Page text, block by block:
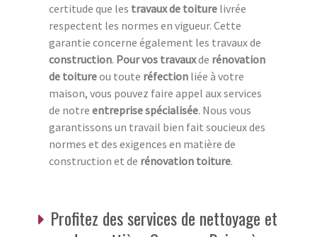
certitude que les travaux de toiture livrée
respectent les normes en vigueur. Cette
garantie concerne également les travaux de
construction. Pour vos travauxde rénovation
de toitureou toute réfection liée à votre
maison, vous pouvez faire appel aux services
de notre entreprise spécialisée. Nous vous
garantissons un travail bien fait soucieux des
normes et des exigences en matière de
construction et de rénovation toiture.
Profitez des services de nettoyage et